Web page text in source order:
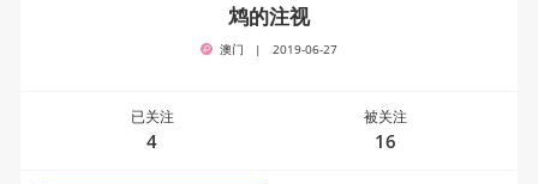
鸩的注视
澳门 | 2019-06-27
已关注
4
被关注
16